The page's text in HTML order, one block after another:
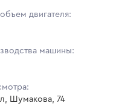
двигателя:
машины:
Шумакова, 74